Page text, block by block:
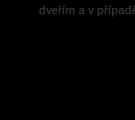
dveřím a v